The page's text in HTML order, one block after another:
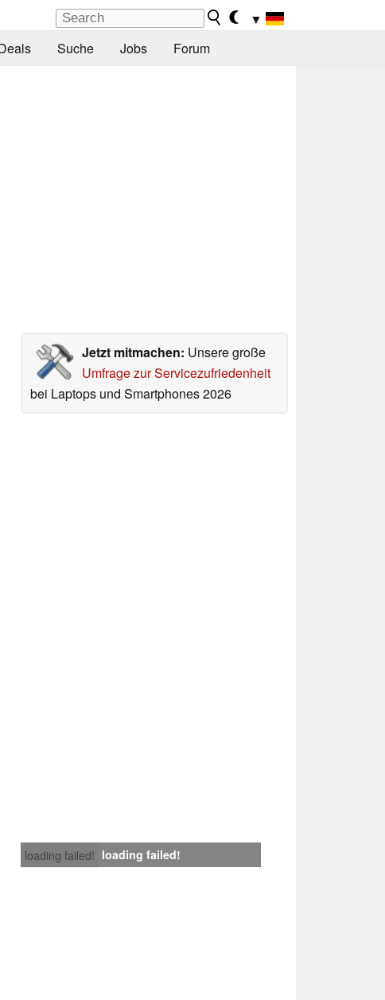
▼
Suche Jobs Forum
Jetzt mitmachen: Unsere große
Umfrage zur Servicezufriedenheit
bei Laptops und Smartphones 2026
loading failed! loading failed!